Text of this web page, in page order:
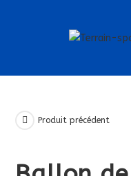
Produit précédent